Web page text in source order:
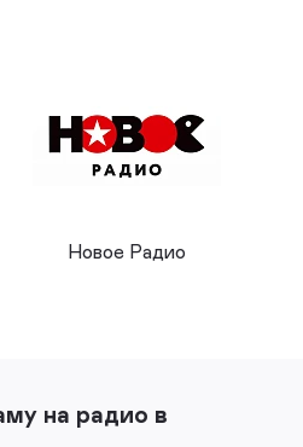
Новое Радио
на радио в